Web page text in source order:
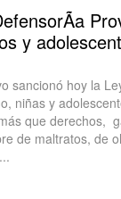
y
sancionó hoy la
niñas y
que derechos,
de maltratos, de